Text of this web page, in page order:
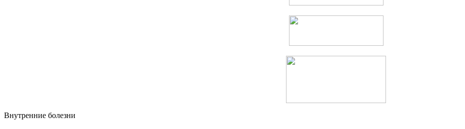
Внутренние болезни